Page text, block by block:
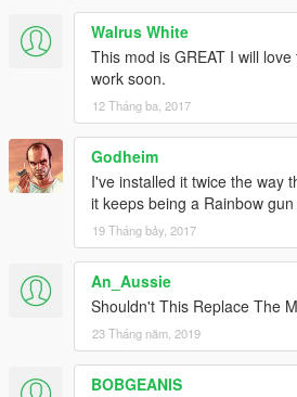
Walrus White
This mod is GREAT I will
work soon.
12 Tháng ba, 2017
Godheim
I've installed it twice the way
it keeps being a Rainbow
19 Tháng bảy, 2017
An_Aussie
Shouldn't This Replace The
23 Tháng năm, 2019
BOBGEANIS